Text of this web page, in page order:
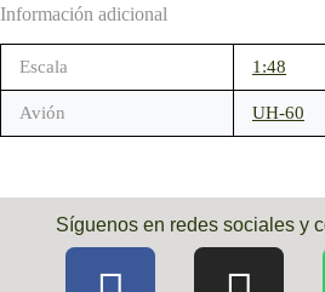
Información adicional
Escala 1:48
Avión UH-60
Síguenos en redes sociales y